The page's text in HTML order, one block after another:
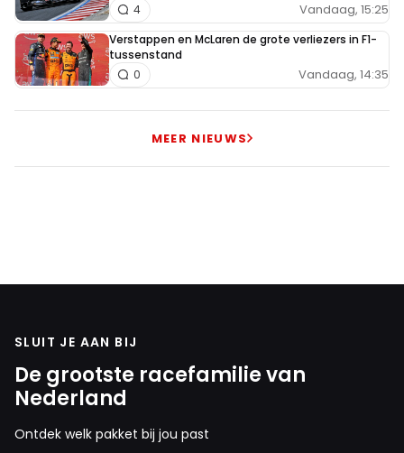
Vandaag, 15:25
4
Verstappen en McLaren de grote verliezers in F1-
tussenstand
Vandaag, 14:35
0
MEER NIEUWS
SLUIT JE AAN BIJ
De grootste racefamilie van
Nederland
Ontdek welk pakket bij jou past